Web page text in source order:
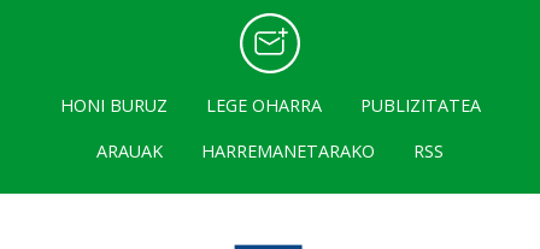
HONI BURUZ LEGE OHARRA
PUBLIZITATEA
ARAUAK
HARREMANETARAKO RSS